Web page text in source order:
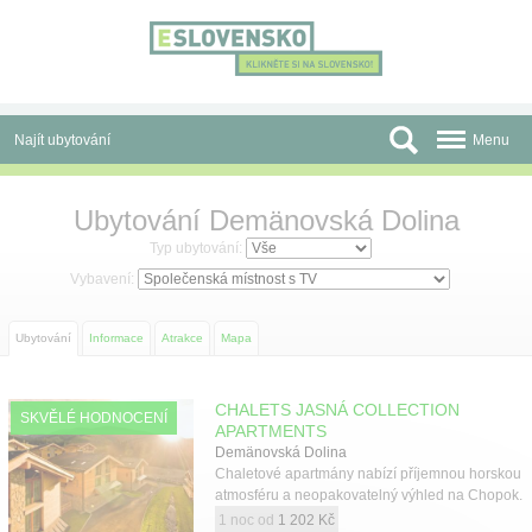
Najít ubytování
Skupiny a konference
Atrakce
O nás
Menu
Ubytování Demänovská Dolina
Typ ubytování:
Vybavení:
Ubytování Informace Atrakce Mapa
SKVĚLÉ HODNOCENÍ
CHALETS JASNÁ COLLECTION
APARTMENTS
Demänovská Dolina
Chaletové apartmány nabízí příjemnou horskou
atmosféru a neopakovatelný výhled na Chopok.
1 noc od 1 202 Kč